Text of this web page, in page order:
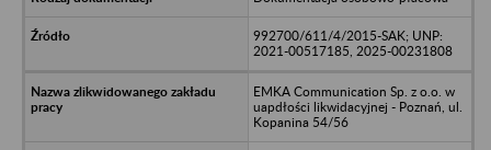
992700/611/4/2015-SAK; UNP:
2021-00517185, 2025-00231808
EMKA Communication Sp. z o.o. w
uapdłości likwidacyjnej - Poznań, ul.
Kopanina 54/56